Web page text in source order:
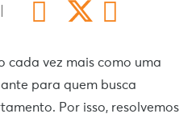
cada vez mais como uma
para quem busca
Por isso, resolvemos